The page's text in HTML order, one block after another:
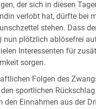
der sich in diesen
verlobt hat, dürfte bei
stehen. Dass
nun plötzlich ablösefrei
Interessenten für
sorgen.
Folgen des
sportlichen
den Einnahmen aus der